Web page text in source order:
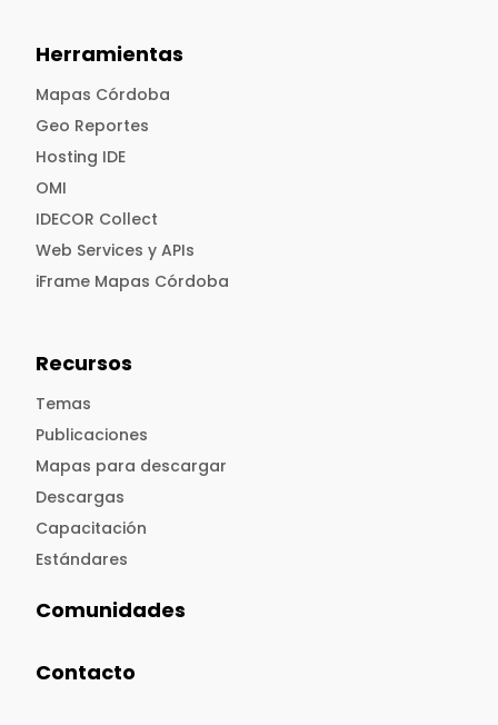
Herramientas
Mapas Córdoba
Geo Reportes
Hosting IDE
OMI
IDECOR Collect
Web Services y APIs
iFrame Mapas Córdoba
Recursos
Temas
Publicaciones
Mapas para descargar
Descargas
Capacitación
Estándares
Comunidades
Contacto